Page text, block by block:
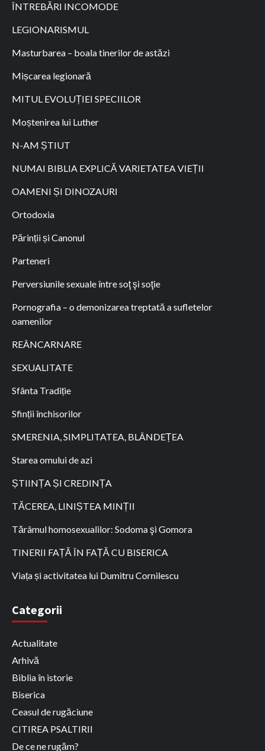
ÎNTREBĂRI INCOMODE
LEGIONARISMUL
Masturbarea – boala tinerilor de astăzi
Mișcarea legionară
MITUL EVOLUȚIEI SPECIILOR
Moștenirea lui Luther
N-AM ȘTIUT
NUMAI BIBLIA EXPLICĂ VARIETATEA VIEȚII
OAMENI ȘI DINOZAURI
Ortodoxia
Părinții și Canonul
Parteneri
Perversiunile sexuale între soţ şi soţie
Pornografia – o demonizarea treptată a sufletelor
oamenilor
REÂNCARNARE
SEXUALITATE
Sfânta Tradiție
Sfinții închisorilor
SMERENIA, SIMPLITATEA, BLÂNDEȚEA
Starea omului de azi
ȘTIINȚA ȘI CREDINȚA
TĂCEREA, LINIȘTEA MINȚII
Tărâmul homosexualilor: Sodoma şi Gomora
TINERII FAȚĂ ÎN FAȚĂ CU BISERICA
Viața și activitatea lui Dumitru Cornilescu
Categorii
Actualitate
Arhivă
Biblia în istorie
Biserica
Ceasul de rugăciune
CITIREA PSALTIRII
De ce ne rugăm?